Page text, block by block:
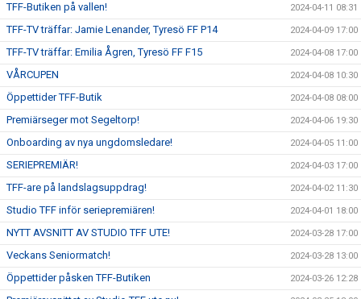
TFF-Butiken på vallen! 2024-04-11 08:31
TFF-TV träffar: Jamie Lenander, Tyresö FF P14 2024-04-09 17:00
TFF-TV träffar: Emilia Ågren, Tyresö FF F15 2024-04-08 17:00
VÅRCUPEN 2024-04-08 10:30
Öppettider TFF-Butik 2024-04-08 08:00
Premiärseger mot Segeltorp! 2024-04-06 19:30
Onboarding av nya ungdomsledare! 2024-04-05 11:00
SERIEPREMIÄR! 2024-04-03 17:00
TFF-are på landslagsuppdrag! 2024-04-02 11:30
Studio TFF inför seriepremiären! 2024-04-01 18:00
NYTT AVSNITT AV STUDIO TFF UTE! 2024-03-28 17:00
Veckans Seniormatch! 2024-03-28 13:00
Öppettider påsken TFF-Butiken 2024-03-26 12:28